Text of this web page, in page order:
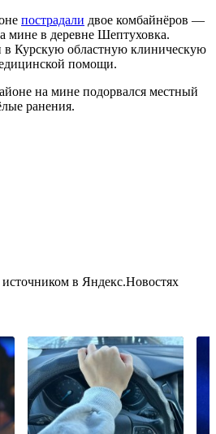
пострадали двое комбайнёров —
мине в деревне Шептуховка.
в Курскую областную клиническую
помощи.
на мине подорвался местный
ранения.
в Яндекс.Новостях